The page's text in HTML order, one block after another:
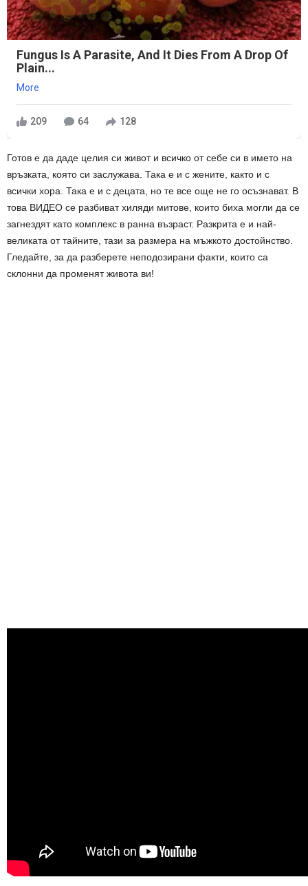
Fungus Is A Parasite, And It Dies From A Drop Of
Plain...
More
209 64 128
Готов е да даде целия си живот и всичко от себе си в името на
връзката, която си заслужава. Така е и с жените, както и с
всички хора. Така е и с децата, но те все още не го осъзнават. В
това ВИДЕО се разбиват хиляди митове, които биха могли да се
загнездят като комплекс в ранна възраст. Разкрита е и най-
великата от тайните, тази за размера на мъжкото достойнство.
Гледайте, за да разберете неподозирани факти, които са
склонни да променят живота ви!